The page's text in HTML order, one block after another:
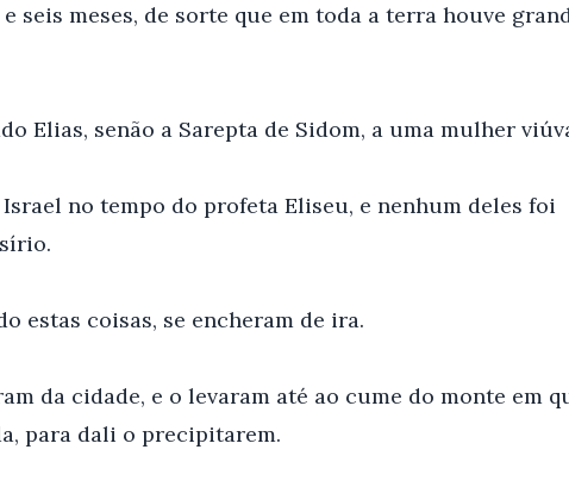
seis meses, de sorte que em toda a terra houve
Elias, senão a Sarepta de Sidom, a uma mulher
no tempo do profeta Eliseu, e nenhum deles foi
estas coisas, se encheram de ira.
da cidade, e o levaram até ao cume do monte em
para dali o precipitarem.